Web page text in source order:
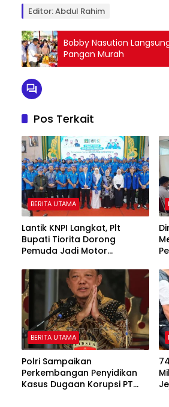
Editor: Abdul Rahim
Bobby Nasution
Pangan Murah
Pos Terkait
BERITA UTAMA
Lantik KNPI Langkat, Plt
Bupati Tiorita Dorong
Pemuda Jadi Motor
BERITA UTAMA
Polri Sampaikan
Perkembangan Penyidikan
Kasus Dugaan Korupsi PT